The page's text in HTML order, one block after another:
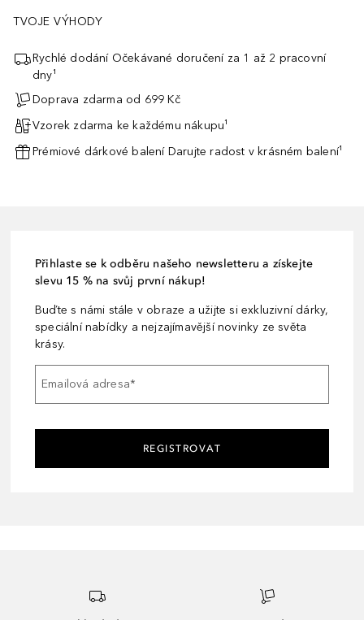
TVOJE VÝHODY
Rychlé dodání Očekávané doručení za 1 až 2 pracovní
dny¹
Doprava zdarma od 699 Kč
Vzorek zdarma ke každému nákupu¹
Prémiové dárkové balení Darujte radost v krásném balení¹
Přihlaste se k odběru našeho newsletteru a získejte
slevu 15 % na svůj první nákup!
Buďte s námi stále v obraze a užijte si exkluzivní dárky,
speciální nabídky a nejzajímavější novinky ze světa
krásy.
Emailová adresa*
REGISTROVAT